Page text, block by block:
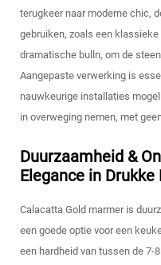
terugkeer naar moderne chic,
gebruiken, zoals een
dramatische bulln, om de
Aangepaste verwerking is
nauwkeurige installaties
in overweging nemen, met
Duurzaamheid &
Elegance in Drukke
Calacatta Gold marmer is
een goede optie voor een
een hardheid van tussen de 7-